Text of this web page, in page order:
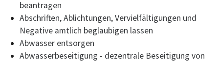
beantragen
Abschriften, Ablichtungen, Vervielfältigungen und
Negative amtlich beglaubigen lassen
Abwasser entsorgen
Abwasserbeseitigung - dezentrale Beseitigung von